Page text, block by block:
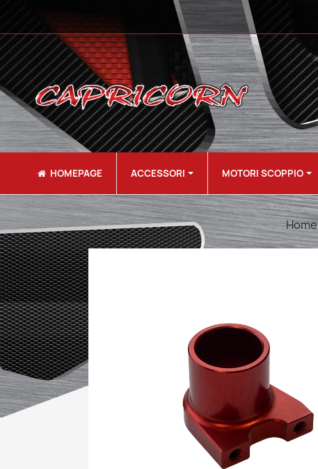
HOMEPAGE ACCESSORI MOTORI SCOPPIO
Home